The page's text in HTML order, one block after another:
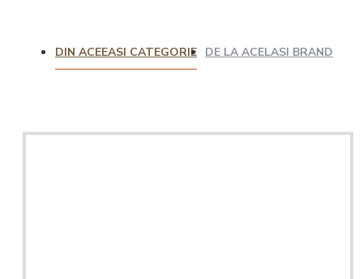
DIN ACEEASI CATEGORIE DE LA ACELASI BRAND